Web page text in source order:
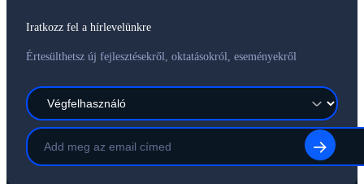
Iratkozz fel a hírlevelünkre
Értesülthetsz új fejlesztésekről, oktatásokról, eseményekről